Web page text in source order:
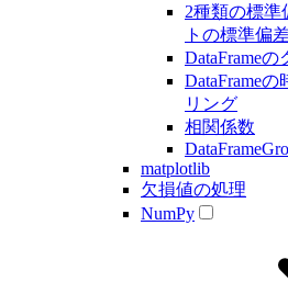
2種類の標準
トの標準偏
DataFrame
DataFrame
リング
相関係数
matplotlib
欠損値の処理
NumPy